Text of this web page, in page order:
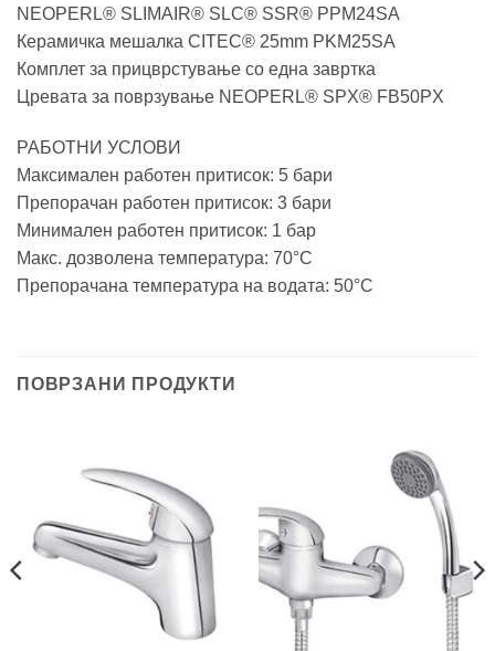
NEOPERL® SLIMAIR® SLC® SSR® PPM24SA
Керамичка мешалка CITEC® 25mm PKM25SA
Комплет за прицврстување со една завртка
Цревата за поврзување NEOPERL® SPX® FB50PX
РАБОТНИ УСЛОВИ
Максимален работен притисок: 5 бари
Препорачан работен притисок: 3 бари
Минимален работен притисок: 1 бар
Макс. дозволена температура: 70°C
Препорачана температура на водата: 50°C
ПОВРЗАНИ ПРОДУКТИ